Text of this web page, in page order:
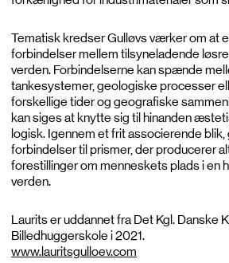
Tematisk kredser Gulløvs værker om at
forbindelser mellem tilsyneladende
verden. Forbindelserne kan spænde
tankesystemer, geologiske processer
forskellige tider og geografiske
kan siges at knytte sig til hinanden
logisk. Igennem et frit associerende
forbindelser til prismer, der producerer
forestillinger om menneskets plads i en
verden.
Laurits er uddannet fra Det Kgl. Danske
Billedhuggerskole i 2021.
www.lauritsgulloev.com